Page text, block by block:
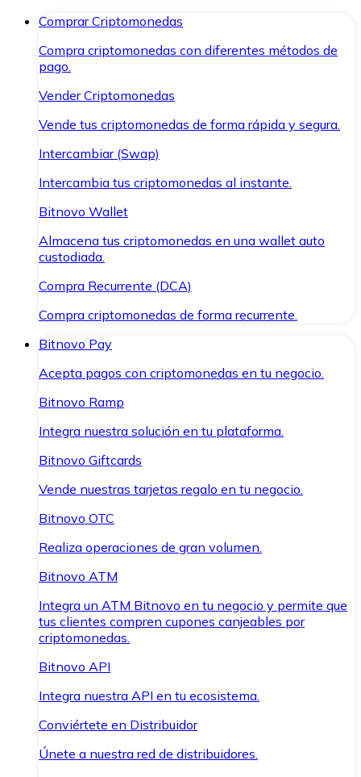
Comprar Criptomonedas
Compra criptomonedas con diferentes métodos de
pago.
Vender Criptomonedas
Vende tus criptomonedas de forma rápida y segura.
Intercambiar (Swap)
Intercambia tus criptomonedas al instante.
Bitnovo Wallet
Almacena tus criptomonedas en una wallet auto
custodiada.
Compra Recurrente (DCA)
Compra criptomonedas de forma recurrente.
Bitnovo Pay
Acepta pagos con criptomonedas en tu negocio.
Bitnovo Ramp
Integra nuestra solución en tu plataforma.
Bitnovo Giftcards
Vende nuestras tarjetas regalo en tu negocio.
Bitnovo OTC
Realiza operaciones de gran volumen.
Bitnovo ATM
Integra un ATM Bitnovo en tu negocio y permite que
tus clientes compren cupones canjeables por
criptomonedas.
Bitnovo API
Integra nuestra API en tu ecosistema.
Conviértete en Distribuidor
Únete a nuestra red de distribuidores.